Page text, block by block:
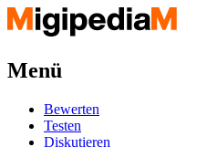
Menü
Bewerten
Testen
Diskutieren